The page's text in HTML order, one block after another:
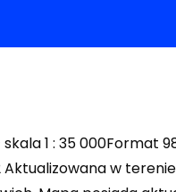
1 : 35 000Format
Aktualizowana w